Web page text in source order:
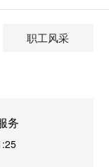
职工风采
务